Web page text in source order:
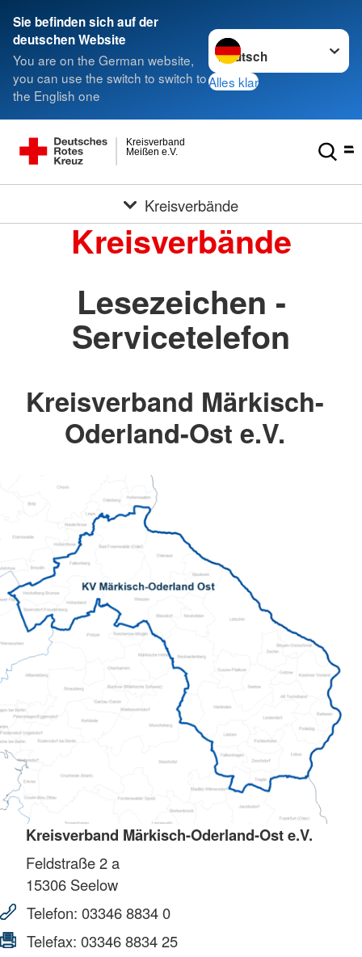
Sie befinden sich auf der
deutschen Website
You are on the German website,
you can use the switch to switch to
the English one
Sprache wechseln zu
Alles klar
Meißen e.V.
Kreisverband
Kreisverbände
Kreisverbände
Lesezeichen -
Servicetelefon
Kreisverband Märkisch-
Oderland-Ost e.V.
Kreisverband Märkisch-Oderland-Ost e.V.
Feldstraße 2 a
15306 Seelow
Telefon: 03346 8834 0
Telefax: 03346 8834 25